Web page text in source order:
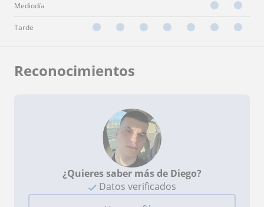
Mediodía
Tarde
Reconocimientos
¿Quieres saber más de Diego?
Datos verificados